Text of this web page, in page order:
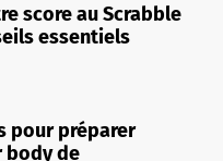
score au Scrabble
essentiels
pour préparer
body de